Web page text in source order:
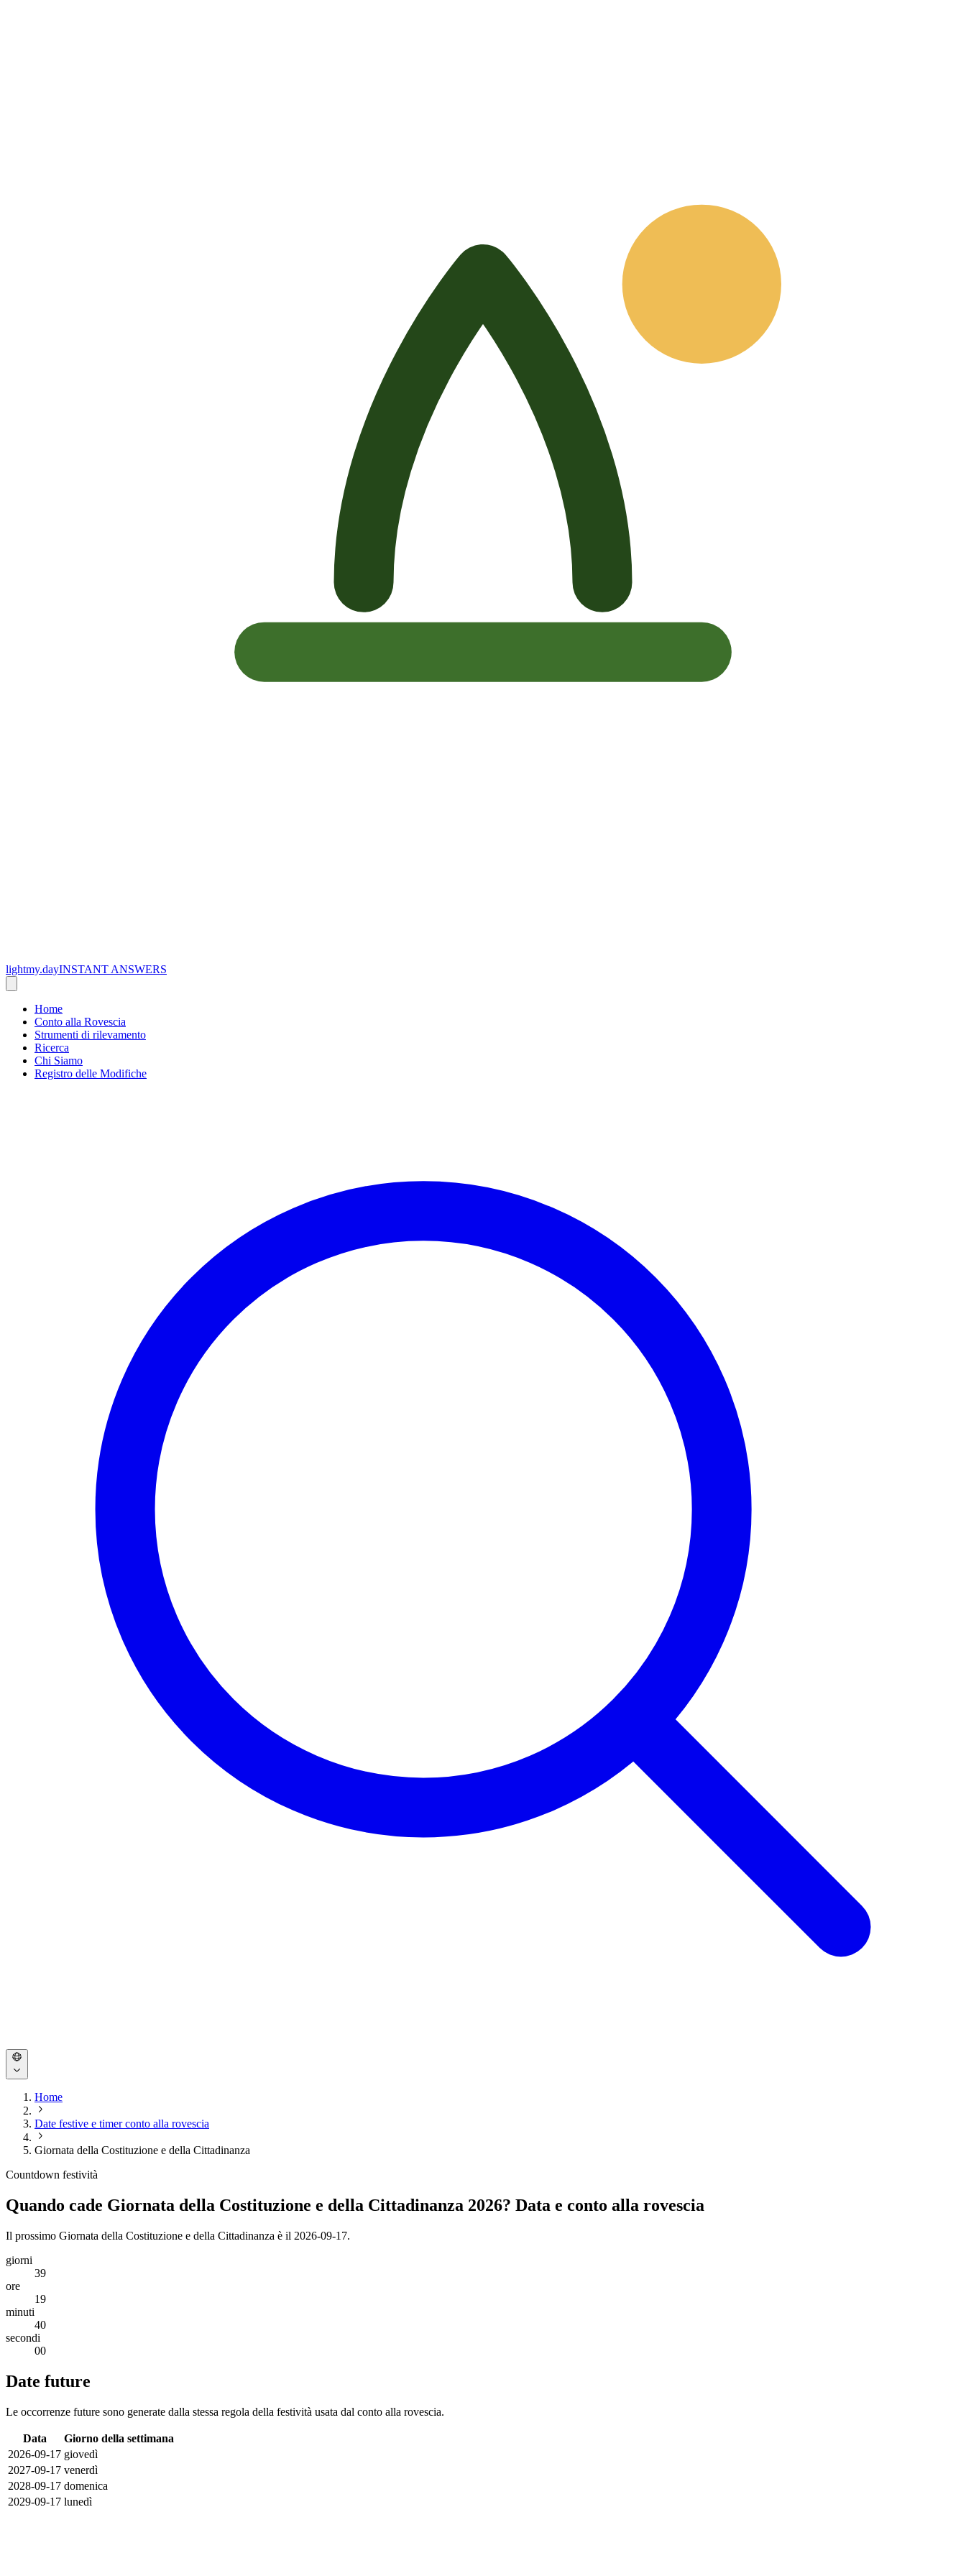
lightmy.dayINSTANT ANSWERS
Home
Conto alla Rovescia
Strumenti di rilevamento
Ricerca
Chi Siamo
Registro delle Modifiche
Home
Date festive e timer conto alla rovescia
Giornata della Costituzione e della Cittadinanza
Countdown festività
Quando cade Giornata della Costituzione e della Cittadinanza 2026? Data e conto alla rovescia
Il prossimo Giornata della Costituzione e della Cittadinanza è il 2026-09-17.
giorni
39
ore
19
minuti
40
secondi
00
Date future
Le occorrenze future sono generate dalla stessa regola della festività usata dal conto alla rovescia.
Data
Giorno della settimana
2026-09-17 giovedì
2027-09-17 venerdì
2028-09-17 domenica
2029-09-17 lunedì